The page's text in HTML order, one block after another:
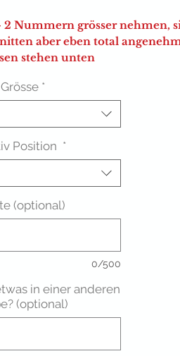
Nummern grösser nehmen,
aber eben total
stehen unten
Grösse *
Position *
(optional)
0/500
in einer anderen
(optional)